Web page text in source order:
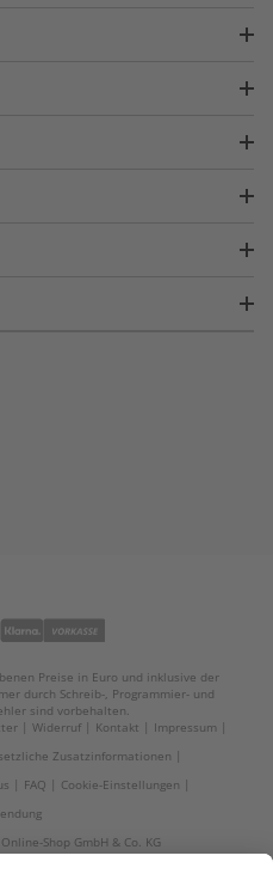
Preise in Euro und inklusive der
durch Schreib-, Programmier- und
sind vorbehalten.
Widerruf Kontakt
Impressum
Zusatzinformationen
FAQ
Cookie-Einstellungen
Shop GmbH & Co. KG